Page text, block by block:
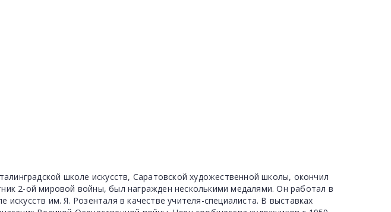
школе искусств, Саратовской художественной школы, окончил
2-ой мировой войны, был награжден несколькими медалями. Он работал в
им. Я. Розенталя в качестве учителя-специалиста. В выставках